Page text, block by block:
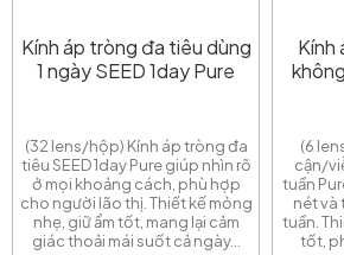
Kính áp tròng đa tiêu dùng
1 ngày SEED 1day Pure
(32 lens/hộp) Kính áp tròng đa
tiêu SEED 1day Pure giúp nhìn rõ
ở mọi khoảng cách, phù hợp
cho người lão thị. Thiết kế mỏng
nhẹ, giữ ẩm tốt, mang lại cảm
giác thoải mái suốt cả ngày...
Kính
(6
cận/
tuần
nét và
tuần.
tốt,
Thông báo
📢 THÔNG BÁO THAY ĐỔI QUY
XUẤT HÓA ĐƠN